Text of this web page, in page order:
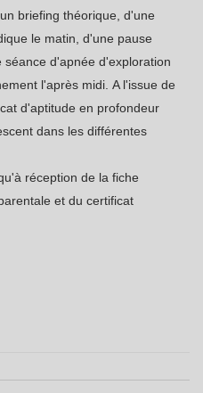
briefing théorique, d'une
le matin, d'une pause
d'apnée d'exploration
l'après midi. A l'issue de
d'aptitude en profondeur
dans les différentes
réception de la fiche
et du certificat